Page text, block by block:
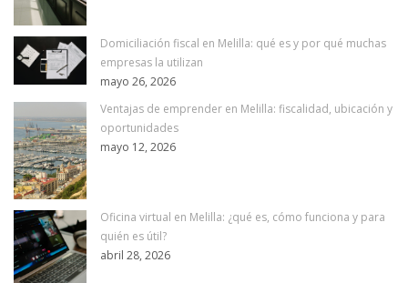
Domiciliación fiscal en Melilla: qué es y por qué muchas
empresas la utilizan
mayo 26, 2026
Ventajas de emprender en Melilla: fiscalidad, ubicación y
oportunidades
mayo 12, 2026
Oficina virtual en Melilla: ¿qué es, cómo funciona y para
quién es útil?
abril 28, 2026